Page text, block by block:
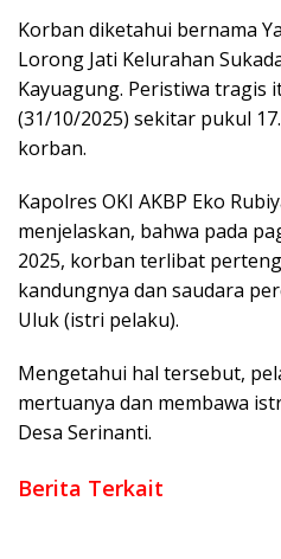
Korban diketahui bernama
Lorong Jati Kelurahan
Kayuagung. Peristiwa tragis
(31/10/2025) sekitar pukul
korban.
Kapolres OKI AKBP Eko
menjelaskan, bahwa pada
2025, korban terlibat
kandungnya dan saudara
Uluk (istri pelaku).
Mengetahui hal tersebut,
mertuanya dan membawa
Desa Serinanti.
Berita Terkait